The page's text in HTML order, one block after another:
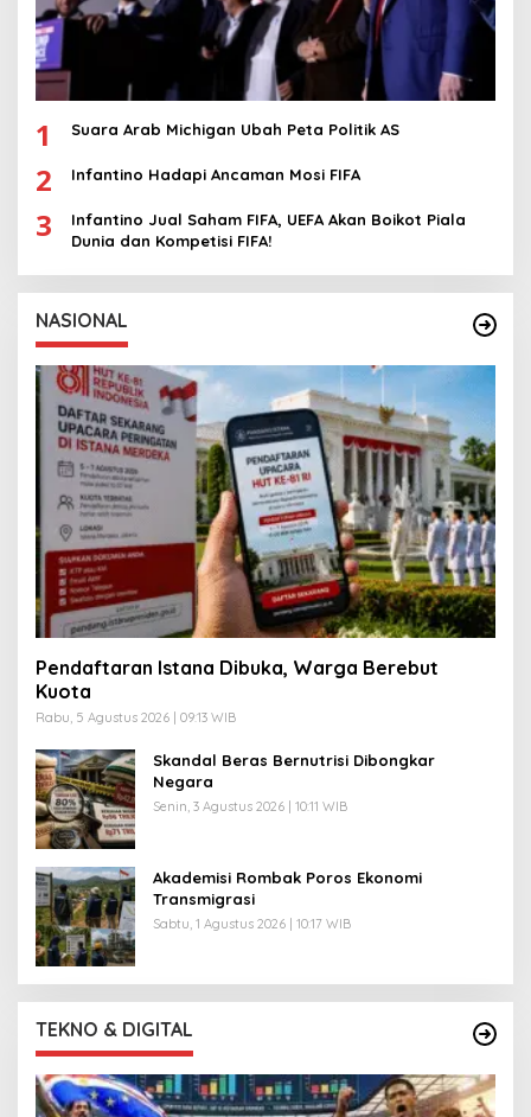
1 Suara Arab Michigan Ubah Peta Politik AS
2 Infantino Hadapi Ancaman Mosi FIFA
3
Infantino Jual Saham FIFA, UEFA Akan Boikot Piala
Dunia dan Kompetisi FIFA!
NASIONAL
Pendaftaran Istana Dibuka, Warga Berebut
Kuota
Rabu, 5 Agustus 2026 | 09:13 WIB
Skandal Beras Bernutrisi Dibongkar
Negara
Senin, 3 Agustus 2026 | 10:11 WIB
Akademisi Rombak Poros Ekonomi
Transmigrasi
Sabtu, 1 Agustus 2026 | 10:17 WIB
TEKNO & DIGITAL